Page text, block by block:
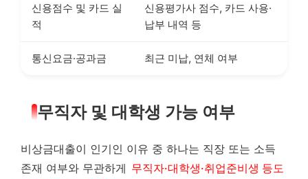
신용점수 및 카드 실
적
신용평가사 점수, 카드 사용·
납부 내역 등
통신요금·공과금 최근 미납, 연체 여부
무직자 및 대학생 가능 여부
비상금대출이 인기인 이유 중 하나는 직장 또는 소득
존재 여부와 무관하게 무직자·대학생·취업준비생 등도